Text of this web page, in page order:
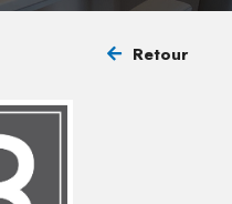
Retour